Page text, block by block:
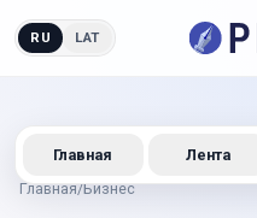
RU LAT
Главная/Бизнес
Главная Лента